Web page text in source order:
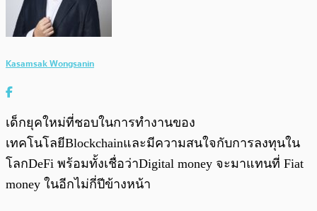
Kasamsak Wongsanin
เด็กยุคใหม่ที่ชอบในการทำงานของ
เทคโนโลยีBlockchainและมีความสนใจกับการลงทุนใน
โลกDeFi พร้อมทั้งเชื่อว่าDigital money จะมาแทนที่ Fiat
money ในอีกไม่กี่ปีข้างหน้า